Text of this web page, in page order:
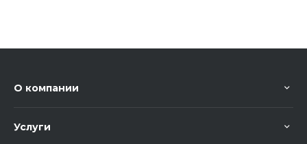
О компании
Услуги